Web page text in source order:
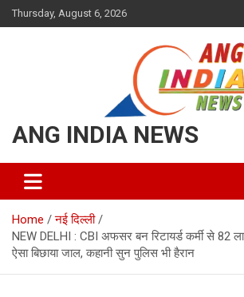
Skip
to
Thursday, August 6, 2026
ANG INDIA NEWS
Home
नई दिल्ली
NEW DELHI : CBI अफसर बन रिटायर्ड कर्मी से 82
ऐसा बिछाया जाल, कहानी सुन पुलिस भी हैरान